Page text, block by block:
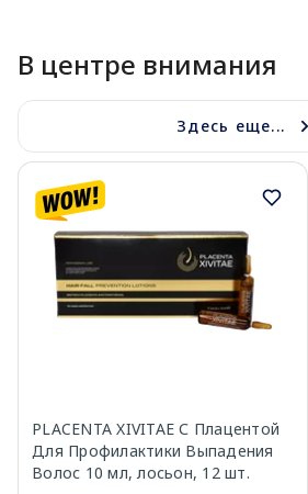
В центре внимания
Здесь еще...
PLACENTA XIVITAE С Плацентой
Для Профилактики Выпадения
Волос 10 мл, лосьон, 12 шт.